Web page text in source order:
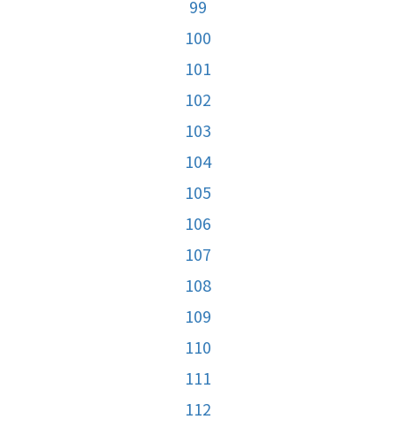
99
100
101
102
103
104
105
106
107
108
109
110
111
112